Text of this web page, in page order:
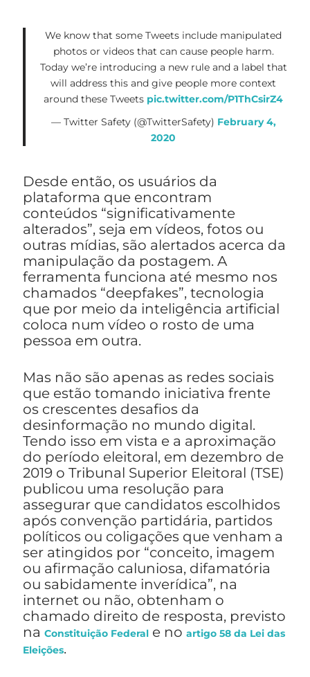
We know that some Tweets include manipulated
photos or videos that can cause people harm.
Today we’re introducing a new rule and a label that
will address this and give people more context
around these Tweets pic.twitter.com/P1ThCsirZ4
— Twitter Safety (@TwitterSafety) February 4,
2020
Desde então, os usuários da
plataforma que encontram
conteúdos “significativamente
alterados”, seja em vídeos, fotos ou
outras mídias, são alertados acerca da
manipulação da postagem. A
ferramenta funciona até mesmo nos
chamados “deepfakes”, tecnologia
que por meio da inteligência artificial
coloca num vídeo o rosto de uma
pessoa em outra.
Mas não são apenas as redes sociais
que estão tomando iniciativa frente
os crescentes desafios da
desinformação no mundo digital.
Tendo isso em vista e a aproximação
do período eleitoral, em dezembro de
2019 o Tribunal Superior Eleitoral (TSE)
publicou uma resolução para
assegurar que candidatos escolhidos
após convenção partidária, partidos
políticos ou coligações que venham a
ser atingidos por “conceito, imagem
ou afirmação caluniosa, difamatória
ou sabidamente inverídica”, na
internet ou não, obtenham o
chamado direito de resposta, previsto
na Constituição Federal e no artigo 58 da Lei das
Eleições.